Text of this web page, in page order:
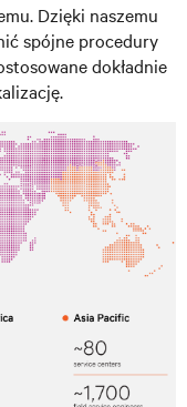
Dzięki naszemu
spójne procedury
dokładnie